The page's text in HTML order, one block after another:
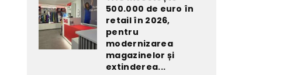
500.000 de euro în
retail în 2026,
pentru
modernizarea
magazinelor și
extinderea...